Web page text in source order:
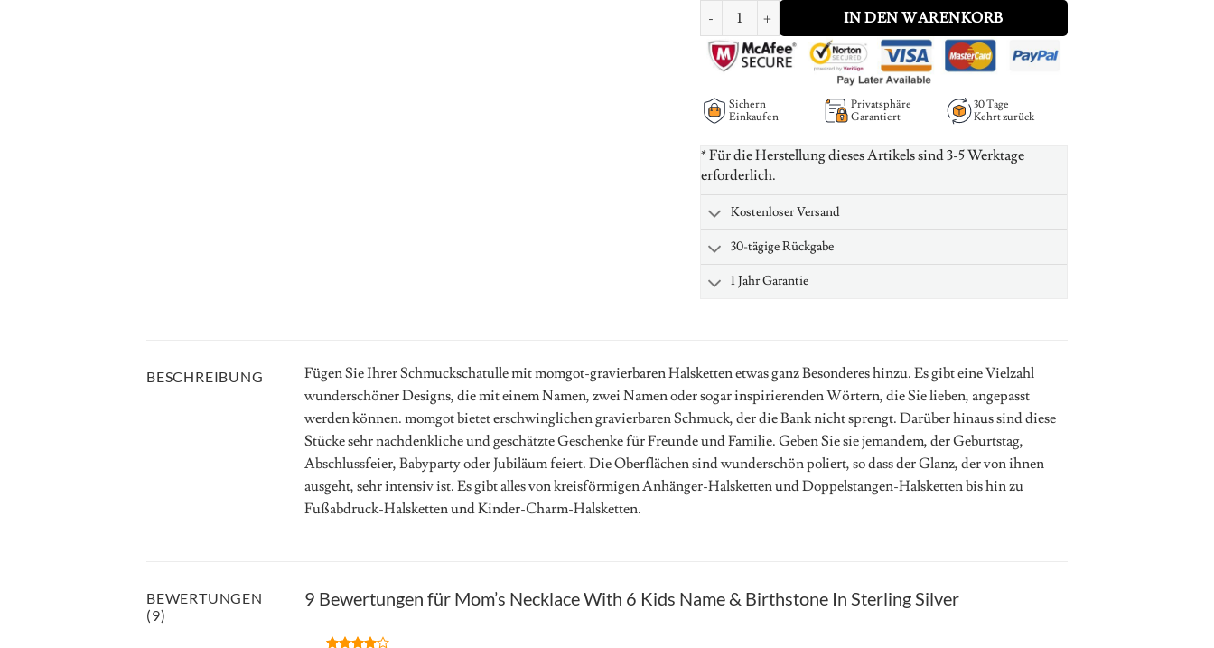
Mom's Necklace With 6 Kids Name & Birthstone In Sterling Silver Menge
IN DEN WARENKORB
Sichern
Einkaufen
Privatsphäre
Garantiert
30 Tage
Kehrt zurück
* Für die Herstellung dieses Artikels sind 3-5 Werktage
erforderlich.
Kostenloser Versand
30-tägige Rückgabe
1 Jahr Garantie
BESCHREIBUNG
Fügen Sie Ihrer Schmuckschatulle mit momgot-gravierbaren Halsketten etwas ganz Besonderes hinzu. Es gibt eine Vielzahl
wunderschöner Designs, die mit einem Namen, zwei Namen oder sogar inspirierenden Wörtern, die Sie lieben, angepasst
werden können. momgot bietet erschwinglichen gravierbaren Schmuck, der die Bank nicht sprengt. Darüber hinaus sind diese
Stücke sehr nachdenkliche und geschätzte Geschenke für Freunde und Familie. Geben Sie sie jemandem, der Geburtstag,
Abschlussfeier, Babyparty oder Jubiläum feiert. Die Oberflächen sind wunderschön poliert, so dass der Glanz, der von ihnen
ausgeht, sehr intensiv ist. Es gibt alles von kreisförmigen Anhänger-Halsketten und Doppelstangen-Halsketten bis hin zu
Fußabdruck-Halsketten und Kinder-Charm-Halsketten.
BEWERTUNGEN
(9)
9 Bewertungen für Mom’s Necklace With 6 Kids Name & Birthstone In Sterling Silver